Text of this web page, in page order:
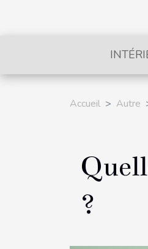
Accueil Autre
?